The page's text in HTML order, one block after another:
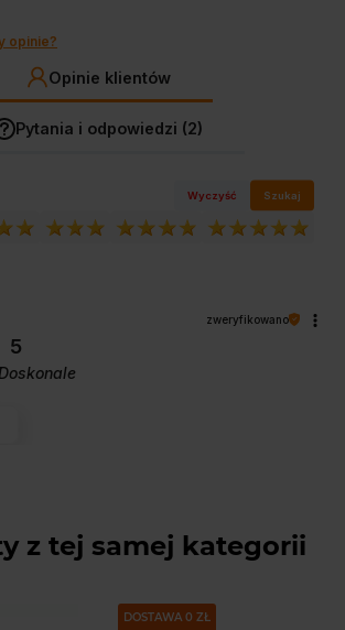
opinie?
Opinie klientów
Pytania i odpowiedzi (2)
Wyczyść Szukaj
zweryfikowano
5
Doskonale
z tej samej kategorii
DOSTAWA 0 ZŁ